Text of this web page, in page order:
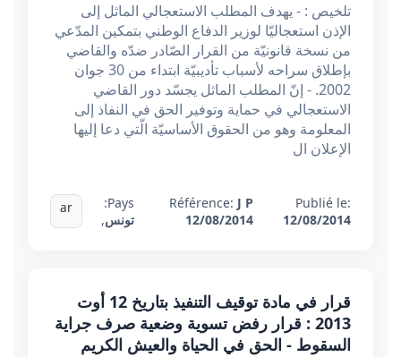
تلخيص : - يهدف المطلب الاستعجالي الماثل إلى
الإذن استعجاليّا لوزير الدفاع الوطني بتمكين المدّعي
من نسخة قانونيّة من القرار الصّادر ضدّه والقاضي
بإطلاق سراحه لأسباب تأديبيّة ابتداء من 30 جوان
2002. - إنّ المطلب الماثل يجسّد دور القاضي
الاستعجالي في حماية وتوفير الحق في النفاذ إلى
المعلومة وهو من الحقوق الأساسيّة الّتي دعا إليها
الإعلان ال
Publié le:
12/08/2014
Référence: J P
12/08/2014
Pays:
تونس,
ar
قرار في مادة توقيف التنفيذ بتاريخ 12 أوت
2013 : قرار رفض تسوية وضعية صرف جراية
السقوط - الحق في الحياة والعيش الكريم